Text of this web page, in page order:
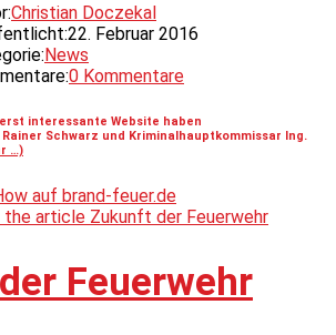
Christian Doczekal
22. Februar 2016
News
0 Kommentare
interessante Website haben
Schwarz und Kriminalhauptkommissar Ing.
…)
auf brand-feuer.de
Feuerwehr